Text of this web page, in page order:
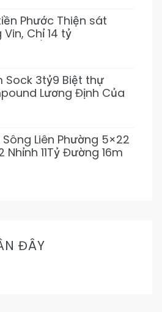
Phước Thiện sát
Chỉ 14 tỷ
Sock 3tỷ9 Biệt thự
Lương Định Của
Liên Phường 5×22
Nhỉnh 11Tỷ Đường 16m
ĐÂY